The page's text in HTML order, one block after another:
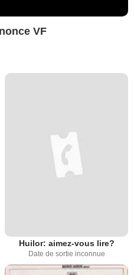
VF
Huilor: aimez-vous lire?
Date de sortie inconnue